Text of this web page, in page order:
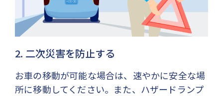
2. 二次災害を防止する
お車の移動が可能な場合は、速やかに安全な場
所に移動してください。また、ハザードランプ